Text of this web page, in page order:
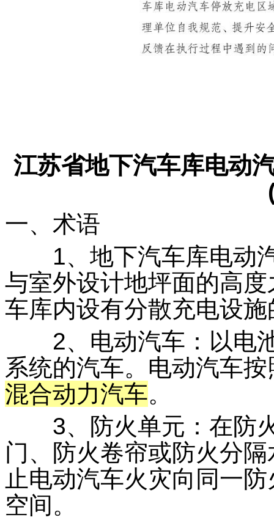
江苏省地下汽车库电动
一、术语
1、地下汽车库电动汽
与室外设计地坪面的高
车库内设有分散充电设
2、电动汽车：以电池
系统的汽车。电动汽车
混合动力汽车。
3、防火单元：在防火
门、防火卷帘或防火分
止电动汽车火灾向同一
空间。